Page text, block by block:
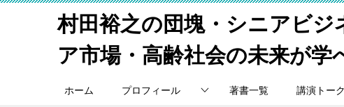
村田裕之の団塊・シニアビジ
ア市場・高齢社会の未来が学
ホーム プロフィール 著書一覧 講演トーク